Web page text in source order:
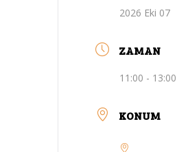
2026 Eki 07
ZAMAN
11:00 - 13:00
KONUM